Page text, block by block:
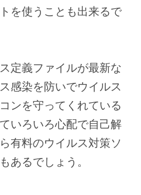
を使うことも出来るで
定義ファイルが最新な
感染を防いでウイルス
ンを守ってくれている
いろいろ心配で自己解
有料のウイルス対策ソ
あるでしょう。